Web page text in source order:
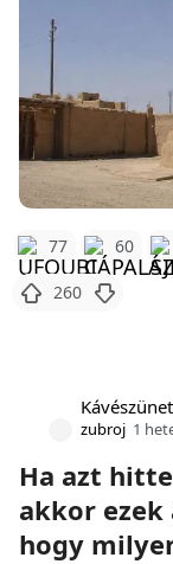
77 60
260
Kávészünet
zubroj 1
Ha azt
akkor
hogy